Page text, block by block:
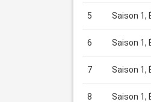
5 Saison 1,
6 Saison 1,
7 Saison 1,
8 Saison 1,